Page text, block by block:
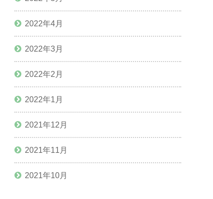
2022年4月
2022年3月
2022年2月
2022年1月
2021年12月
2021年11月
2021年10月